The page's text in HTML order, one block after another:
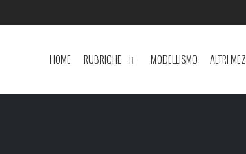
HOME RUBRICHE MODELLISMO ALTRI